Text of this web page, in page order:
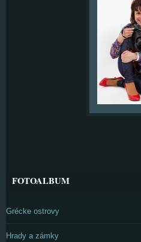
FOTOALBUM
Grécke ostrovy
Hrady a zámky